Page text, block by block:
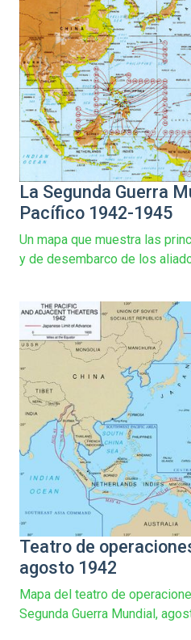
La Segunda Guerra
Pacífico 1942-1945
Un mapa que muestra las
y de desembarco de los
Teatro de
agosto 1942
Mapa del teatro de
Segunda Guerra Mundial,